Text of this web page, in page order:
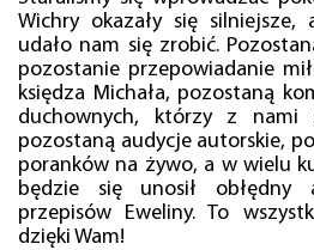
Wichry okazały się
udało nam się zrobić.
pozostanie przepowiadanie
księdza Michała, pozostaną
duchownych, którzy z nami
pozostaną audycje autorskie,
poranków na żywo, a w wielu
będzie się unosił obłędny
przepisów Eweliny. To
dzięki Wam!